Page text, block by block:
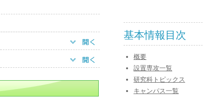
基本情報目次
概要
設置専攻一覧
研究科トピックス
キャンパス一覧